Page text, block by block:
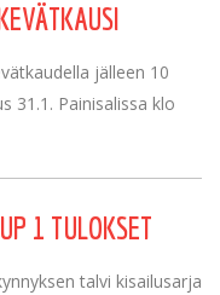
jälleen 10
31.1. Painisalissa klo
1 TULOKSET
talvi kisailusarja